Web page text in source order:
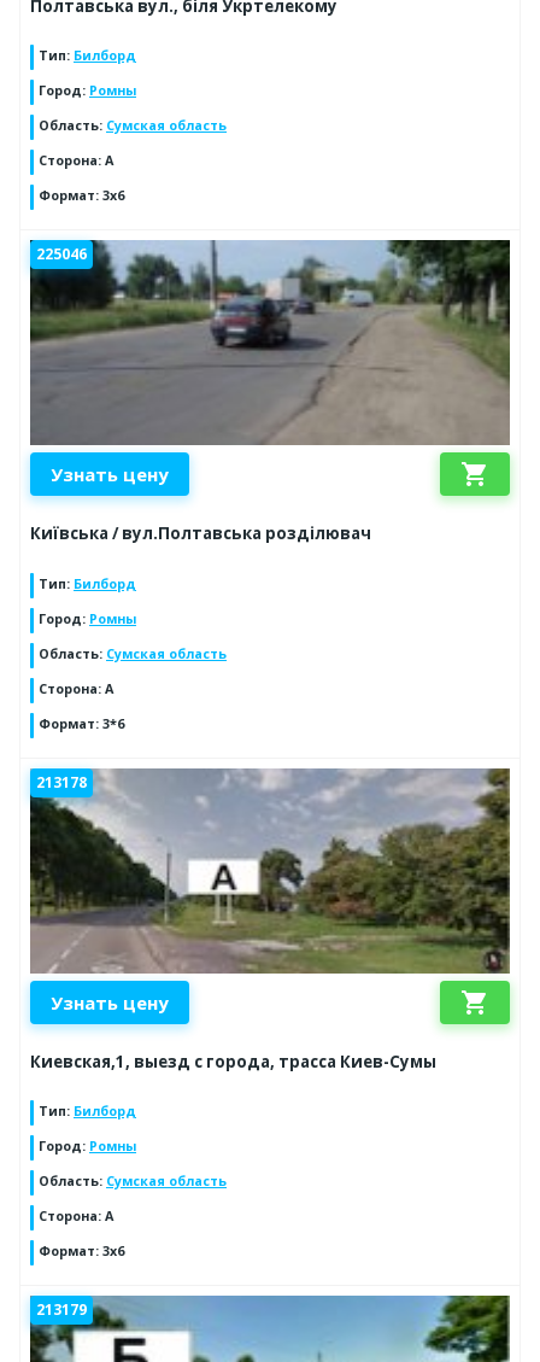
Полтавська вул., біля Укртелекому
Тип: Билборд
Город: Ромны
Область: Сумская область
Сторона: A
Формат: 3x6
225046
Узнать цену shopping_cart
Київська / вул.Полтавська розділювач
Тип: Билборд
Город: Ромны
Область: Сумская область
Сторона: A
Формат: 3*6
213178
Узнать цену shopping_cart
Киевская,1, выезд с города, трасса Киев-Сумы
Тип: Билборд
Город: Ромны
Область: Сумская область
Сторона: А
Формат: 3х6
213179